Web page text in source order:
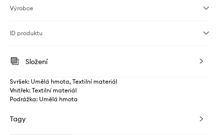
Výrobce
ID produktu
Složení
Svršek: Umělá hmota, Textilní materiál
Vnitřek: Textilní materiál
Podrážka: Umělá hmota
Tagy